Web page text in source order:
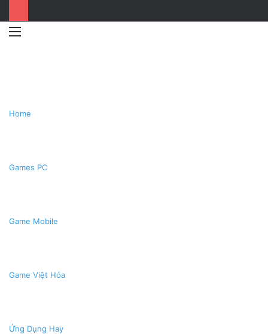
Home
Games PC
Game Mobile
Game Việt Hóa
Ứng Dụng Hay